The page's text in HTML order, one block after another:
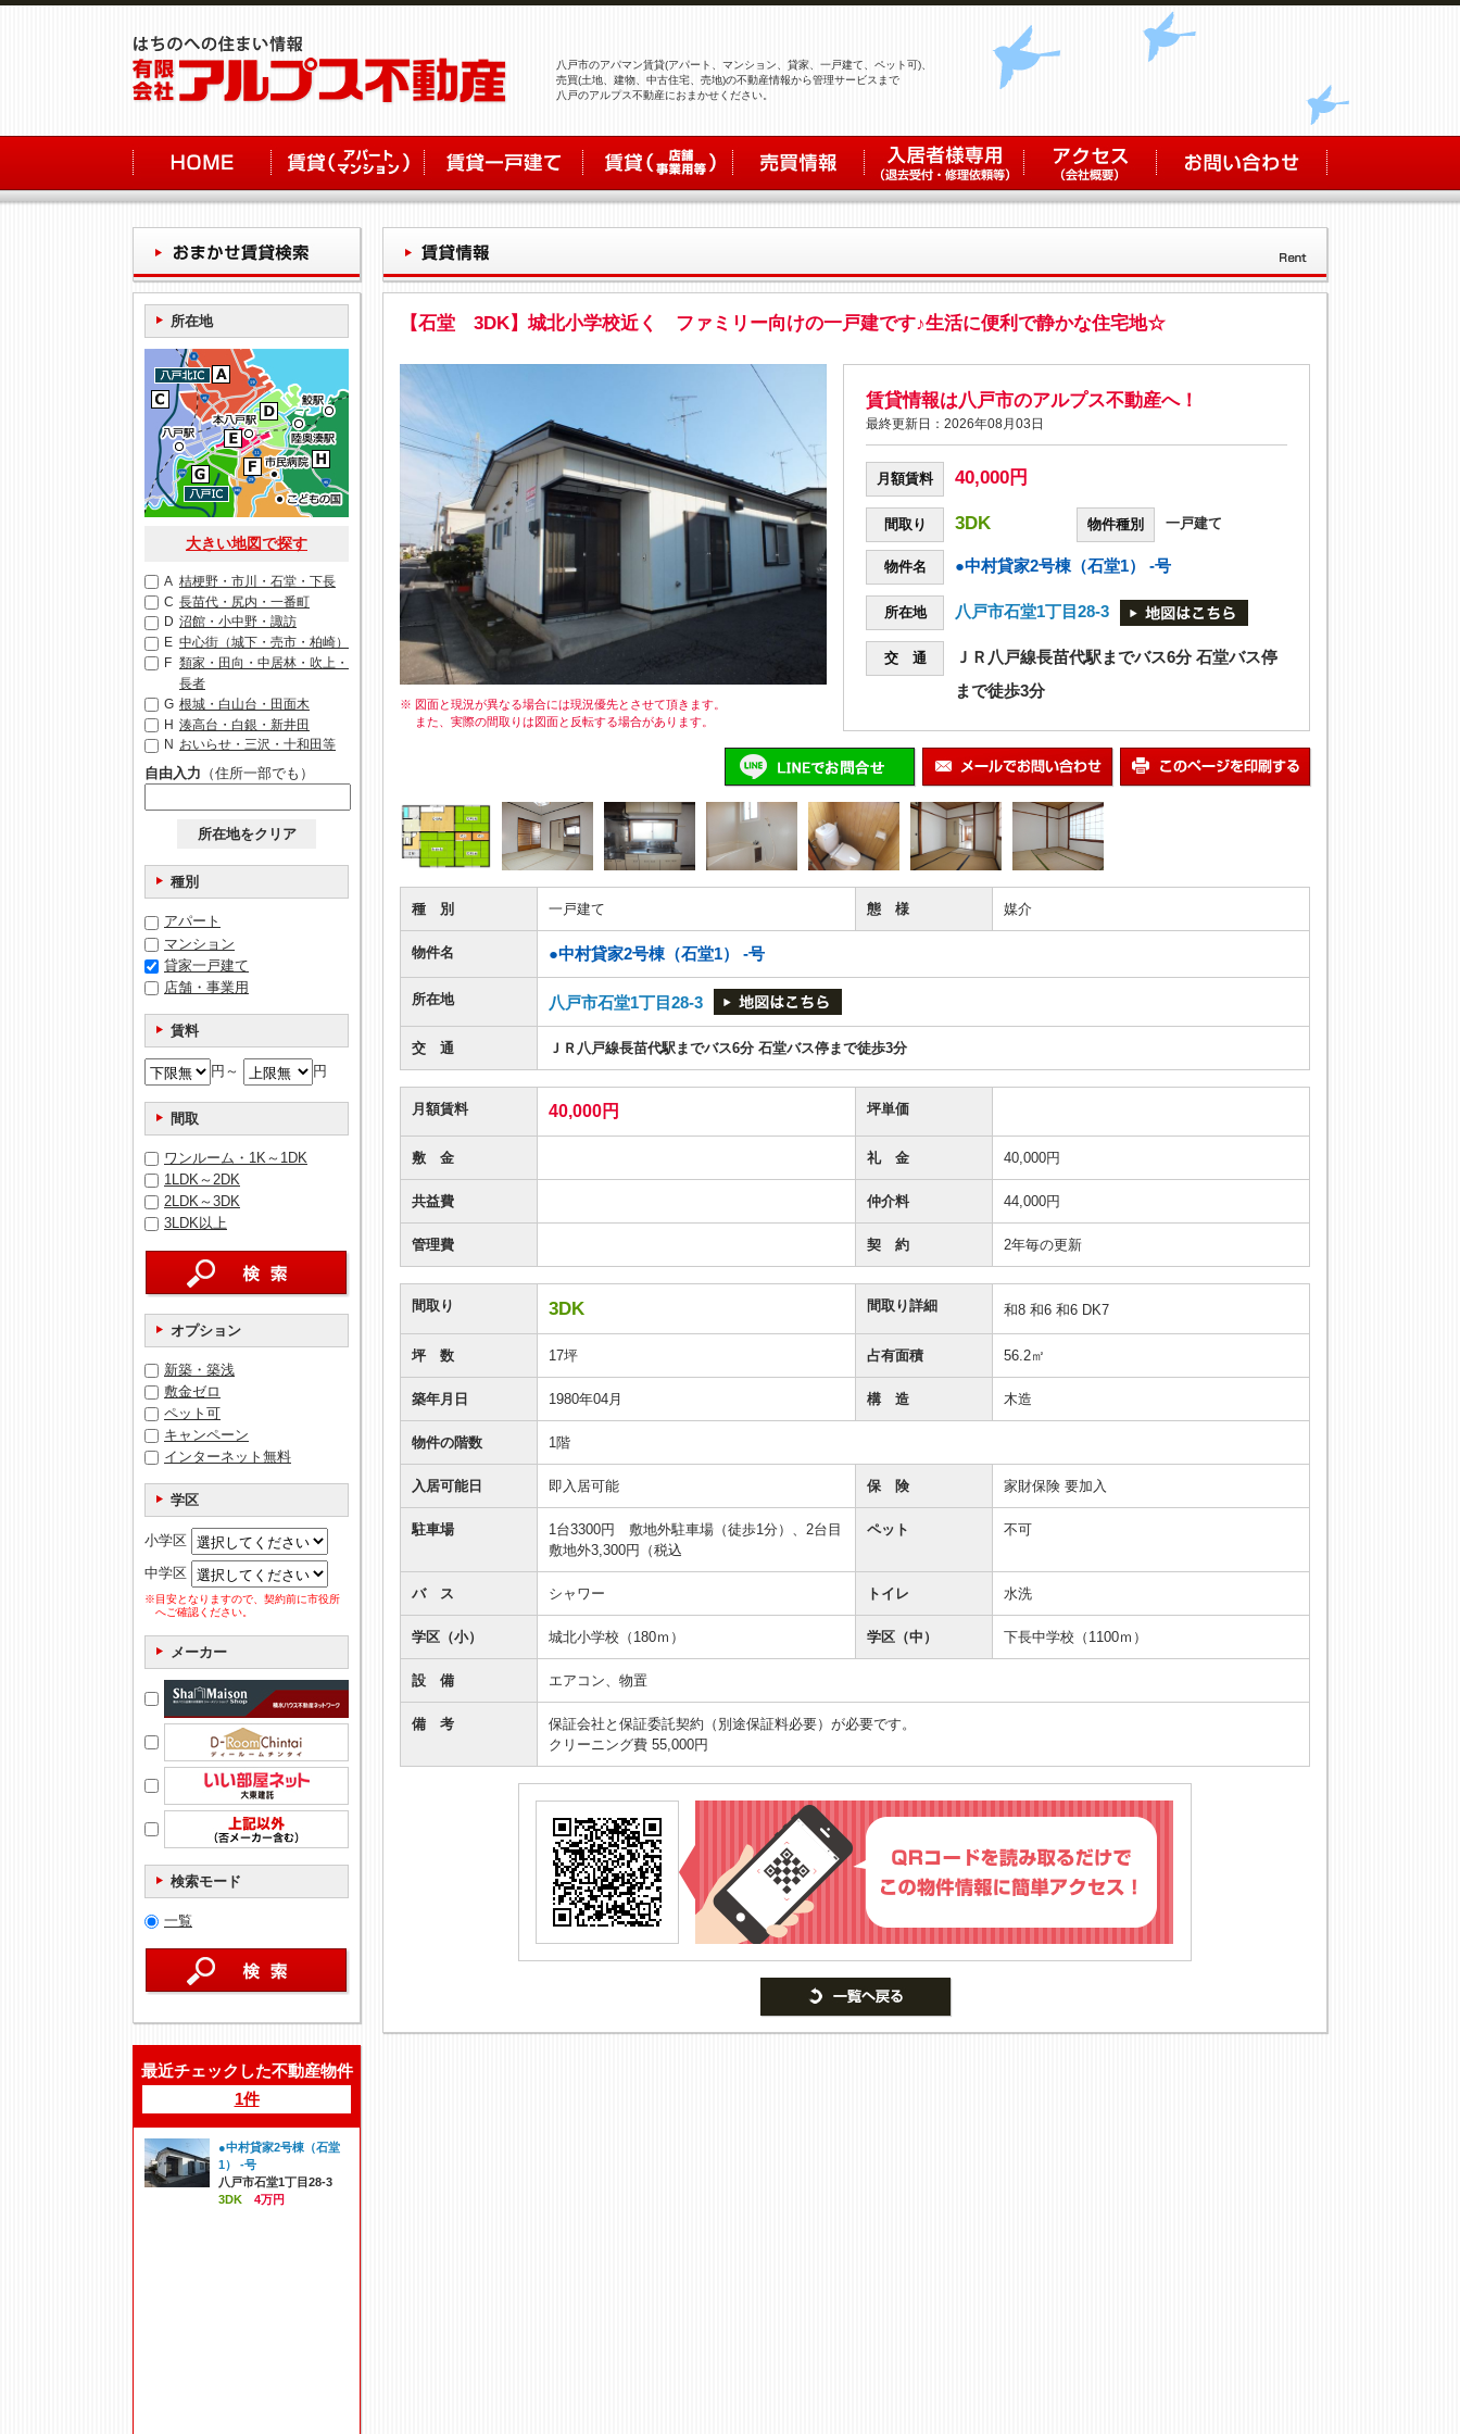
八戸市のアパマン賃貸(アパート、マンション、貸家、一戸建て、ペット可)、
売買(土地、建物、中古住宅、売地)の不動産情報から管理サービスまで
八戸のアルプス不動産におまかせください。
所在地
大きい地図で探す
A 桔梗野・市川・石堂・下長
C 長苗代・尻内・一番町
D 沼館・小中野・諏訪
E 中心街（城下・売市・柏崎）
F 類家・田向・中居林・吹上・
長者
G 根城・白山台・田面木
H 湊高台・白銀・新井田
N おいらせ・三沢・十和田等
自由入力 （住所一部でも）
所在地をクリア
種別
アパート
マンション
貸家一戸建て
店舗・事業用
賃料
円～ 円
間取
ワンルーム・1K～1DK
1LDK～2DK
2LDK～3DK
3LDK以上
オプション
新築・築浅
敷金ゼロ
ペット可
キャンペーン
インターネット無料
学区
小学区
中学区
※目安となりますので、契約前に市役所
へご確認ください。
メーカー
検索モード
一覧
最近チェックした不動産物件
1件
●中村貸家2号棟（石堂
1） -号
八戸市石堂1丁目28-3
3DK
4万円
【石堂 3DK】城北小学校近く ファミリー向けの一戸建です♪生活に便利で静かな住宅地☆
※ 図面と現況が異なる場合には現況優先とさせて頂きます。
また、実際の間取りは図面と反転する場合があります。
賃貸情報は八戸市のアルプス不動産へ！
最終更新日：2026年08月03日
月額賃料 40,000円
間取り 3DK 物件種別 一戸建て
物件名 ●中村貸家2号棟（石堂1） -号
所在地 八戸市石堂1丁目28-3
交 通
ＪＲ八戸線長苗代駅までバス6分 石堂バス停
まで徒歩3分
種 別 一戸建て 態 様 媒介
物件名 ●中村貸家2号棟（石堂1） -号
所在地 八戸市石堂1丁目28-3
交 通 ＪＲ八戸線長苗代駅までバス6分 石堂バス停まで徒歩3分
月額賃料 40,000円 坪単価
敷 金 礼 金 40,000円
共益費 仲介料 44,000円
管理費 契 約 2年毎の更新
間取り 3DK 間取り詳細 和8 和6 和6 DK7
坪 数 17坪 占有面積 56.2㎡
築年月日 1980年04月 構 造 木造
物件の階数 1階
入居可能日 即入居可能 保 険 家財保険 要加入
駐車場
1台3300円 敷地外駐車場（徒歩1分）、2台目
敷地外3,300円（税込
ペット 不可
バ ス シャワー トイレ 水洗
学区（小） 城北小学校（180ｍ） 学区（中） 下長中学校（1100ｍ）
設 備 エアコン、物置
備 考
保証会社と保証委託契約（別途保証料必要）が必要です。
クリーニング費 55,000円